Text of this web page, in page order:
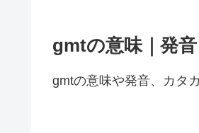
gmtの意味｜発
gmtの意味や発音、カタ